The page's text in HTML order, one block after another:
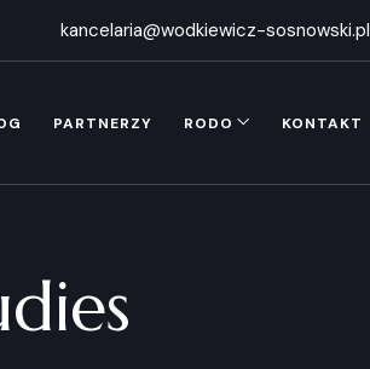
kancelaria@wodkiewicz-sosnowski.pl
PARTNERZY RODO KONTAKT